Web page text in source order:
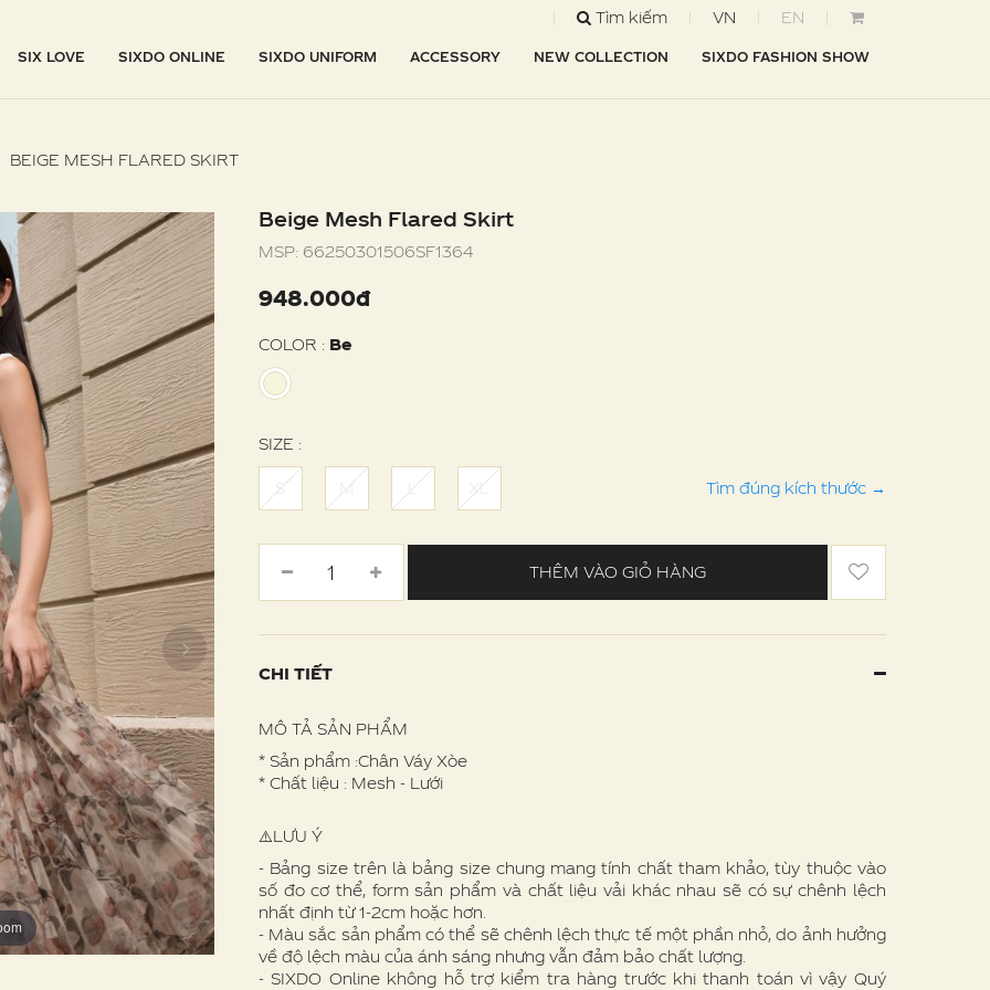
Tìm kiếm VN EN
SIX LOVE SIXDO ONLINE SIXDO UNIFORM ACCESSORY NEW COLLECTION SIXDO FASHION SHOW
BEIGE MESH FLARED SKIRT
Beige Mesh Flared Skirt
MSP: 66250301506SF1364
948.000đ
COLOR : Be
SIZE :
S M L XL Tìm đúng kích thước →
THÊM VÀO GIỎ HÀNG
CHI TIẾT
MÔ TẢ SẢN PHẨM
* Sản phẩm :Chân Váy Xòe
* Chất liệu : Mesh - Lưới
⚠️LƯU Ý
- Bảng size trên là bảng size chung mang tính chất tham khảo, tùy thuộc vào
số đo cơ thể, form sản phẩm và chất liệu vải khác nhau sẽ có sự chênh lệch
nhất định từ 1-2cm hoặc hơn.
- Màu sắc sản phẩm có thể sẽ chênh lệch thực tế một phần nhỏ, do ảnh hưởng
về độ lệch màu của ánh sáng nhưng vẫn đảm bảo chất lượng.
- SIXDO Online không hỗ trợ kiểm tra hàng trước khi thanh toán vì vậy Quý